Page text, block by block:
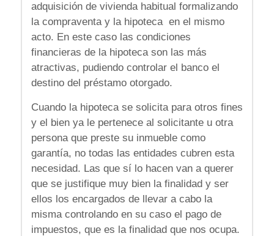
adquisición de vivienda habitual formalizando
la compraventa y la hipoteca en el mismo
acto. En este caso las condiciones
financieras de la hipoteca son las más
atractivas, pudiendo controlar el banco el
destino del préstamo otorgado.
Cuando la hipoteca se solicita para otros fines
y el bien ya le pertenece al solicitante u otra
persona que preste su inmueble como
garantía, no todas las entidades cubren esta
necesidad. Las que sí lo hacen van a querer
que se justifique muy bien la finalidad y ser
ellos los encargados de llevar a cabo la
misma controlando en su caso el pago de
impuestos, que es la finalidad que nos ocupa.